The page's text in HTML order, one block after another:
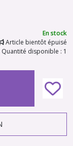
En stock
Article bientôt épuisé
Quantité disponible : 1